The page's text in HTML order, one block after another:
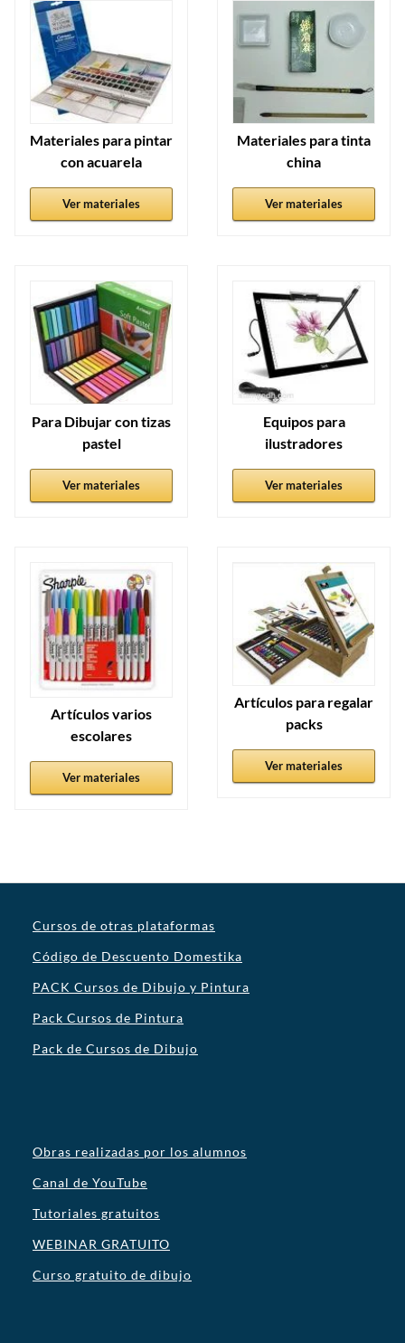
Materiales para pintar
con acuarela
Ver materiales
Materiales para tinta
china
Ver materiales
Para Dibujar con tizas
pastel
Ver materiales
Equipos para
ilustradores
Ver materiales
Artículos varios
escolares
Ver materiales
Artículos para regalar
packs
Ver materiales
Cursos de otras plataformas
Código de Descuento Domestika
PACK Cursos de Dibujo y Pintura
Pack Cursos de Pintura
Pack de Cursos de Dibujo
Obras realizadas por los alumnos
Canal de YouTube
Tutoriales gratuitos
WEBINAR GRATUITO
Curso gratuito de dibujo